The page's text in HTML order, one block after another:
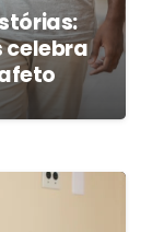
celebra